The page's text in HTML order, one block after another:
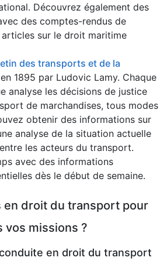
Découvrez également des
des comptes-rendus de
sur le droit maritime
des transports et de la
1895 par Ludovic Lamy. Chaque
analyse les décisions de justice
de marchandises, tous modes
obtenir des informations sur
analyse de la situation actuelle
les acteurs du transport.
avec des informations
dès le début de semaine.
en droit du transport pour
vos missions ?
en droit du transport